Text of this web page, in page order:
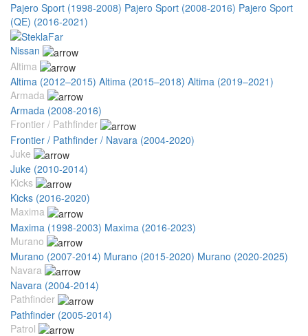
Pajero Sport (1998-2008) Pajero Sport (2008-2016) Pajero Sport
(QE) (2016-2021)
Nissan
Altima
Altima (2012–2015) Altima (2015–2018) Altima (2019–2021)
Armada
Armada (2008-2016)
Frontier / Pathfinder
Frontier / Pathfinder / Navara (2004-2020)
Juke
Juke (2010-2014)
Kicks
Kicks (2016-2020)
Maxima
Maxima (1998-2003) Maxima (2016-2023)
Murano
Murano (2007-2014) Murano (2015-2020) Murano (2020-2025)
Navara
Navara (2004-2014)
Pathfinder
Pathfinder (2005-2014)
Patrol